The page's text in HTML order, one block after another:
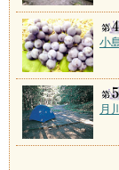
小
月